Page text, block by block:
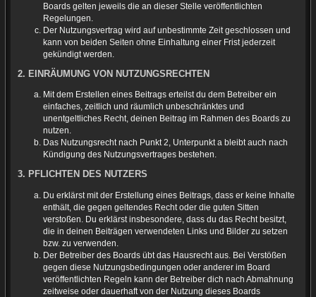
Boards gelten jeweils die an dieser Stelle veröffentlichten
Regelungen.
Der Nutzungsvertrag wird auf unbestimmte Zeit geschlossen und
kann von beiden Seiten ohne Einhaltung einer Frist jederzeit
gekündigt werden.
2. EINRÄUMUNG VON NUTZUNGSRECHTEN
Mit dem Erstellen eines Beitrags erteilst du dem Betreiber ein
einfaches, zeitlich und räumlich unbeschränktes und
unentgeltliches Recht, deinen Beitrag im Rahmen des Boards zu
nutzen.
Das Nutzungsrecht nach Punkt 2, Unterpunkt a bleibt auch nach
Kündigung des Nutzungsvertrages bestehen.
3. PFLICHTEN DES NUTZERS
Du erklärst mit der Erstellung eines Beitrags, dass er keine Inhalte
enthält, die gegen geltendes Recht oder die guten Sitten
verstoßen. Du erklärst insbesondere, dass du das Recht besitzt,
die in deinen Beiträgen verwendeten Links und Bilder zu setzen
bzw. zu verwenden.
Der Betreiber des Boards übt das Hausrecht aus. Bei Verstößen
gegen diese Nutzungsbedingungen oder anderer im Board
veröffentlichten Regeln kann der Betreiber dich nach Abmahnung
zeitweise oder dauerhaft von der Nutzung dieses Boards